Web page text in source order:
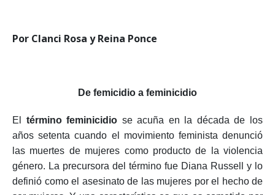
Por Clanci Rosa y Reina Ponce
las muertes de mujeres como producto de la violencia
género. La precursora del término fue Diana Russell y lo
definió como el asesinato de las mujeres por el hecho de